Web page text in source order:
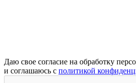
Даю свое согласие на обработку
и соглашаюсь с политикой